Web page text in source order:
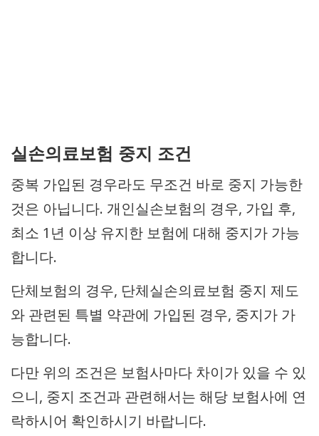
실손의료보험 중지 조건
중복 가입된 경우라도 무조건 바로 중지 가능한
것은 아닙니다. 개인실손보험의 경우, 가입 후,
최소 1년 이상 유지한 보험에 대해 중지가 가능
합니다.
단체보험의 경우, 단체실손의료보험 중지 제도
와 관련된 특별 약관에 가입된 경우, 중지가 가
능합니다.
다만 위의 조건은 보험사마다 차이가 있을 수 있
으니, 중지 조건과 관련해서는 해당 보험사에 연
락하시어 확인하시기 바랍니다.